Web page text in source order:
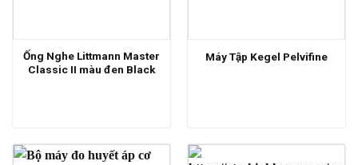
Ống Nghe Littmann Master
Classic II màu đen Black
Máy Tập Kegel Pelvifine